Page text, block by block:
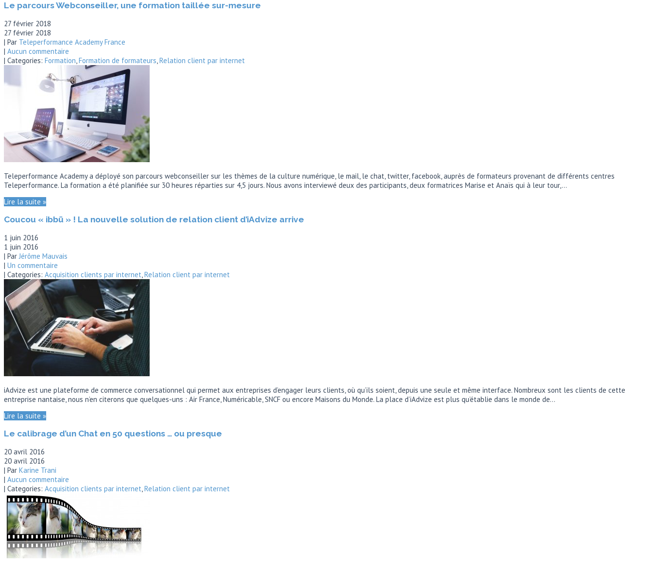
Le parcours Webconseiller, une formation taillée sur-mesure
27 février 2018
27 février 2018
| Par Teleperformance Academy France
| Aucun commentaire
| Categories: Formation,Formation de formateurs,Relation client par internet
Teleperformance Academy a déployé son parcours webconseiller sur les thèmes de la culture numérique, le mail, le chat, twitter, facebook, auprès de formateurs provenant de différents centres
Teleperformance. La formation a été planifiée sur 30 heures réparties sur 4,5 jours. Nous avons interviewé deux des participants, deux formatrices Marise et Anaïs qui à leur tour,…
Lire la suite »
Coucou « ibbü » ! La nouvelle solution de relation client d’iAdvize arrive
1 juin 2016
1 juin 2016
| ParJérôme Mauvais
| Un commentaire
| Categories: Acquisition clients par internet,Relation client par internet
iAdvize est une plateforme de commerce conversationnel qui permet aux entreprises d’engager leurs clients, où qu’ils soient, depuis une seule et même interface. Nombreux sont les clients de cette
entreprise nantaise, nous n’en citerons que quelques-uns : Air France, Numéricable, SNCF ou encore Maisons du Monde. La place d’iAdvize est plus qu’établie dans le monde de…
Lire la suite »
Le calibrage d’un Chat en 50 questions … ou presque
20 avril 2016
20 avril 2016
| Par Karine Trani
| Aucun commentaire
| Categories: Acquisition clients par internet,Relation client par internet